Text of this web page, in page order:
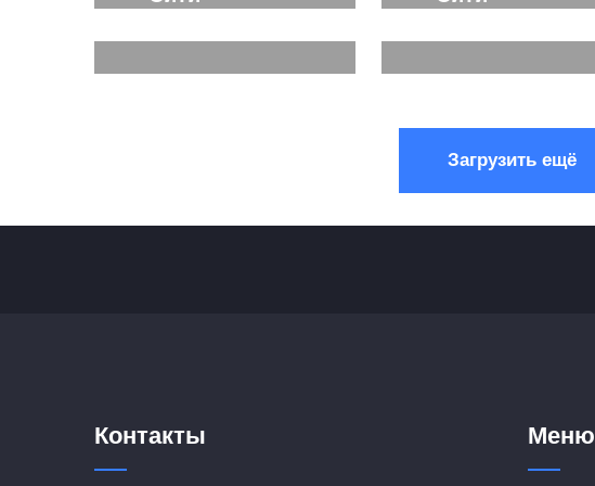
Подробнее... Подробнее...
Загрузить ещё
Контакты Меню